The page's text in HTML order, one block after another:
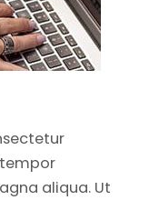
aliqua. Ut